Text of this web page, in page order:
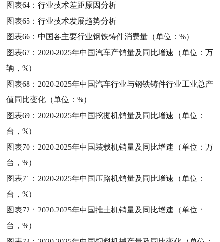
图表64：行业技术差距原因分析
图表65：行业技术发展趋势分析
图表66：中国各主要行业钢铁铸件消费量（单位：%）
图表67： 2020-2025年中国汽车产销量及同比增速（单位：万
辆，%）
图表68： 2020-2025年中国汽车行业与钢铁铸件行业工业总产
值同比变化（单位：%）
图表69： 2020-2025年中国挖掘机销量及同比增速（单位：
台，%）
图表70： 2020-2025年中国装载机销量及同比增速（单位：万
台，%）
图表71： 2020-2025年中国压路机销量及同比增速（单位：
台，%）
图表72： 2020-2025年中国推土机销量及同比增速（单位：
台，%）